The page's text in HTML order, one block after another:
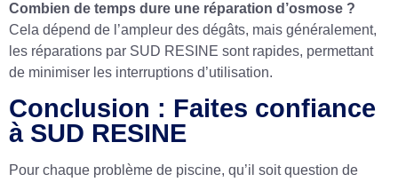
Combien de temps dure une réparation d’osmose ?
Cela dépend de l’ampleur des dégâts, mais généralement,
les réparations par SUD RESINE sont rapides, permettant
de minimiser les interruptions d’utilisation.
Conclusion : Faites confiance
à SUD RESINE
Pour chaque problème de piscine, qu’il soit question de